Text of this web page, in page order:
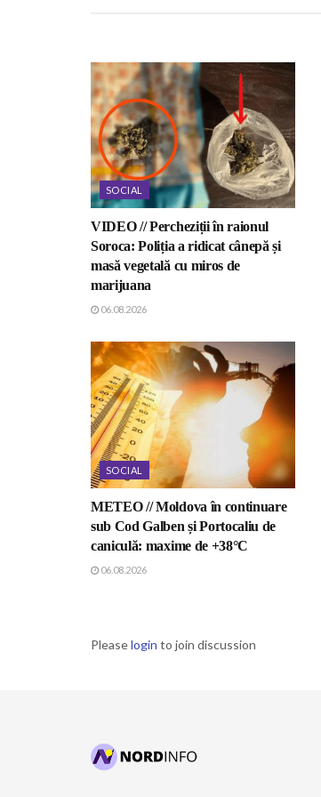
SOCIAL
VIDEO // Percheziții în raionul
Soroca: Poliția a ridicat cânepă și
masă vegetală cu miros de
marijuana
06.08.2026
SOCIAL
METEO // Moldova în continuare
sub Cod Galben și Portocaliu de
caniculă: maxime de +38°C
06.08.2026
Pleaselogin to join discussion